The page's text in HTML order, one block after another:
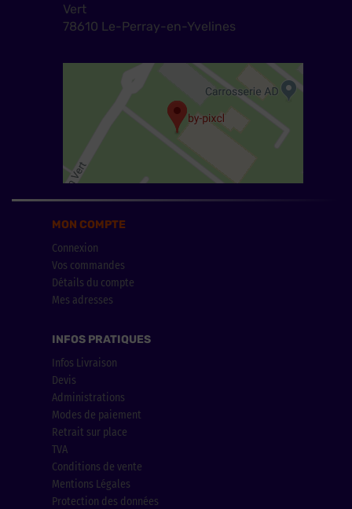
Vert
78610 Le-Perray-en-Yvelines
MON COMPTE
Connexion
Vos commandes
Détails du compte
Mes adresses
INFOS PRATIQUES
Infos Livraison
Devis
Administrations
Modes de paiement
Retrait sur place
TVA
Conditions de vente
Mentions Légales
Protection des données